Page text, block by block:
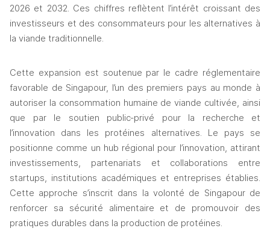
2026 et 2032. Ces chiffres reflètent l’intérêt croissant des
investisseurs et des consommateurs pour les alternatives à
la viande traditionnelle.
Cette expansion est soutenue par le cadre réglementaire
favorable de Singapour, l’un des premiers pays au monde à
autoriser la consommation humaine de viande cultivée, ainsi
que par le soutien public‑privé pour la recherche et
l’innovation dans les protéines alternatives. Le pays se
positionne comme un hub régional pour l’innovation, attirant
investissements, partenariats et collaborations entre
startups, institutions académiques et entreprises établies.
Cette approche s’inscrit dans la volonté de Singapour de
renforcer sa sécurité alimentaire et de promouvoir des
pratiques durables dans la production de protéines.